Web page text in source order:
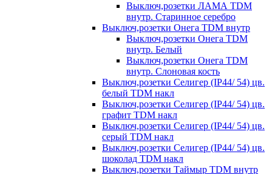
Выключ,розетки ЛАМА TDM
внутр. Старинное серебро
Выключ,розетки Онега TDM внутр
Выключ,розетки Онега TDM
внутр. Белый
Выключ,розетки Онега TDM
внутр. Слоновая кость
Выключ,розетки Селигер (IP44/ 54) цв.
белый TDM накл
Выключ,розетки Селигер (IP44/ 54) цв.
графит TDM накл
Выключ,розетки Селигер (IP44/ 54) цв.
серый TDM накл
Выключ,розетки Селигер (IP44/ 54) цв.
шоколад TDM накл
Выключ,розетки Таймыр TDM внутр